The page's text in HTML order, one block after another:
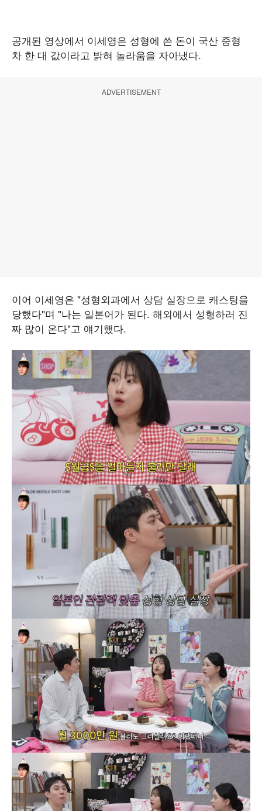
공개된 영상에서 이세영은 성형에 쓴 돈이 국산 중형
차 한 대 값이라고 밝혀 놀라움을 자아냈다.
ADVERTISEMENT
이어 이세영은 "성형외과에서 상담 실장으로 캐스팅을
당했다"며 "나는 일본어가 된다. 해외에서 성형하러 진
짜 많이 온다"고 얘기했다.